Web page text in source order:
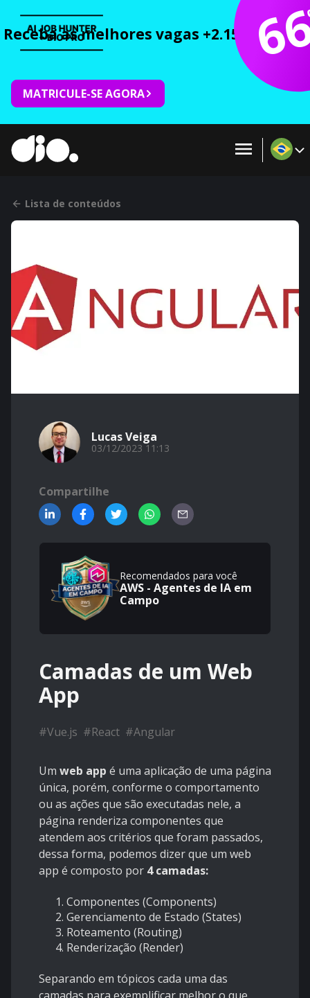
Receba as melhores vagas +2.150 cursos
MATRICULE-SE AGORA
Lista de conteúdos
Lucas Veiga
03/12/2023 11:13
Compartilhe
Recomendados para você
AWS - Agentes de IA em
Campo
Camadas de um Web
App
#Vue.js #React #Angular
Um web app é uma aplicação de uma página
única, porém, conforme o comportamento
ou as ações que são executadas nele, a
página renderiza componentes que
atendem aos critérios que foram passados,
dessa forma, podemos dizer que um web
app é composto por 4 camadas:
Componentes (Components)
Gerenciamento de Estado (States)
Roteamento (Routing)
Renderização (Render)
Separando em tópicos cada uma das